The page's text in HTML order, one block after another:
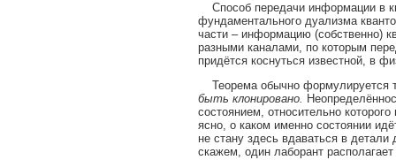
Способ передачи информации в
фундаментального дуализма
части – информацию (собственно)
разными каналами, по которым
придётся коснуться известной, в
Теорема обычно формулируется
быть клонировано.
состоянием, относительно
ясно, о каком именно состоянии
не стану здесь вдаваться в
скажем, один лаборант